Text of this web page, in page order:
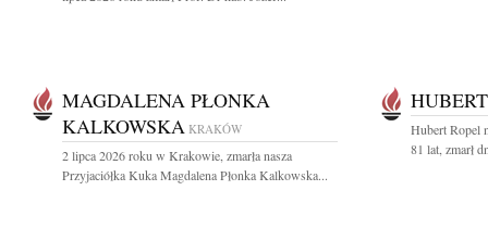
MAGDALENA PŁONKA
KALKOWSKA KRAKÓW
2 lipca 2026 roku w Krakowie, zmarła nasza
Przyjaciółka Kuka Magdalena Płonka Kalkowska...
Hubert Ropel
81 lat, zmarł